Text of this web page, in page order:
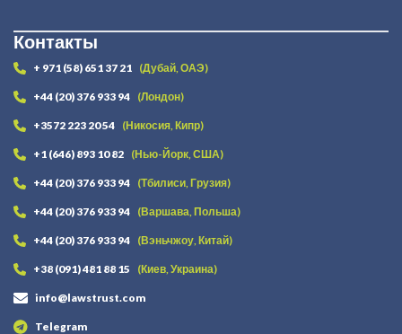
Контакты
+ 971 (58) 651 37 21 (Дубай, ОАЭ)
+44 (20) 376 933 94 (Лондон)
+3572 223 20 54 (Никосия, Кипр)
+1 (646) 893 10 82 (Нью-Йорк, США)
+44 (20) 376 933 94 (Тбилиси, Грузия)
+44 (20) 376 933 94 (Варшава, Польша)
+44 (20) 376 933 94 (Вэньчжоу, Китай)
+38 (091) 481 88 15 (Киев, Украина)
info@lawstrust.com
Telegram